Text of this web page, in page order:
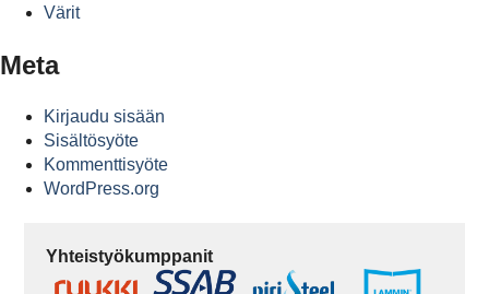
Värit
Meta
Kirjaudu sisään
Sisältösyöte
Kommenttisyöte
WordPress.org
Yhteistyökumppanit